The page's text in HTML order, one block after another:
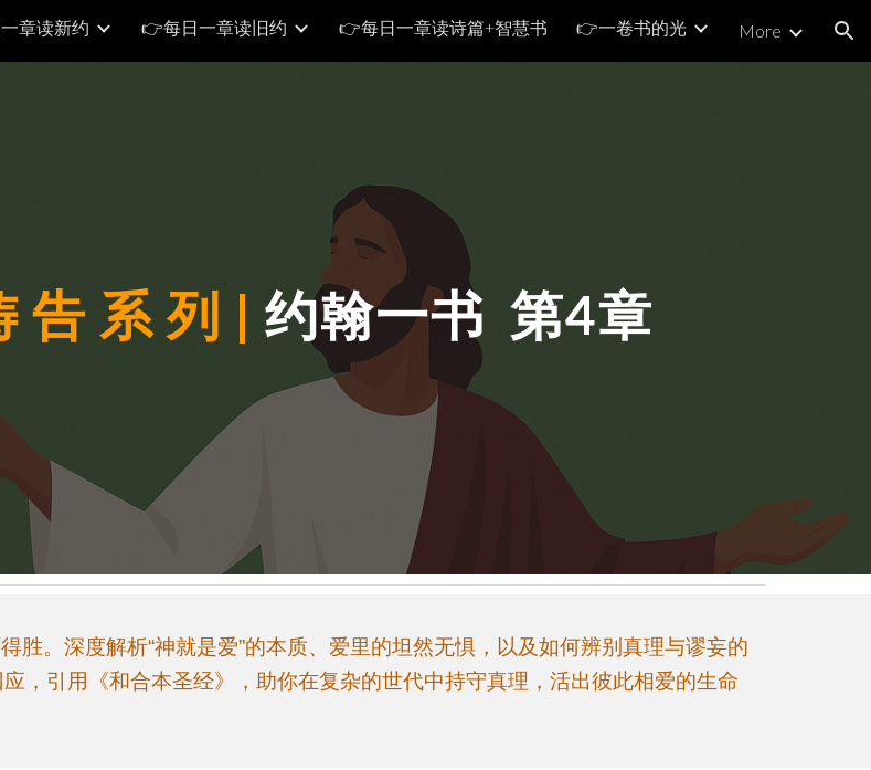
Skip to navigation
章读新约 👉每日一章读旧约 👉每日一章读诗篇+智慧书 👉一卷书的光 More
告 系 列 | 约翰一书 第4章
胜。深度解析“神就是爱”的本质、爱里的坦然无惧，以及如何辨别真理与谬妄的
，引用《和合本圣经》，助你在复杂的世代中持守真理，活出彼此相爱的生命